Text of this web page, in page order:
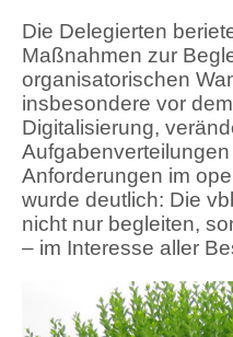
Die Delegierten
Maßnahmen zur
organisatorischen
insbesondere vor
Digitalisierung,
Anforderungen im
wurde deutlich: Die
nicht nur begleiten,
– im Interesse aller